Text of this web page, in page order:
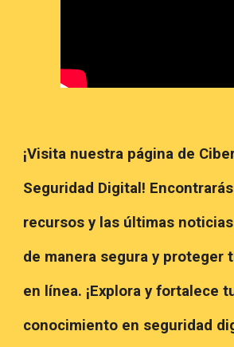
¡Visita nuestra página de
Seguridad Digital!
recursos y las últimas
de manera segura y proteger
en línea. ¡Explora y fortalece
conocimiento en seguridad